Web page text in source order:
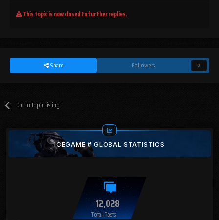
This topic is now closed to further replies.
Share Followers 0
Go to topic listing
ICEGAME # GLOBAL STATISTICS
12,028
Total Posts